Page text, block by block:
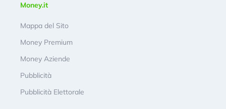
Money.it
Mappa del Sito
Money Premium
Money Aziende
Pubblicità
Pubblicità Elettorale